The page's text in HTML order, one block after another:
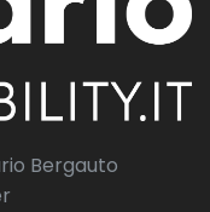
Bergauto